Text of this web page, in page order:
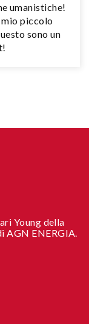
umanistiche!
piccolo
sono un
Young della
AGN ENERGIA.